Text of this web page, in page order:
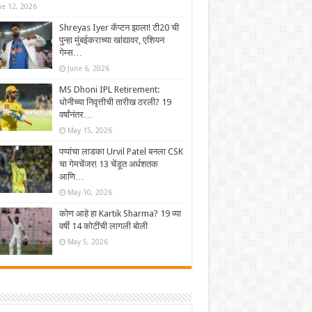
12, 2026
Shreyas Iyer कॅप्टन झाला! टी20 ची
पुन्हा मुंबईकराच्या खांद्यावर, एशियन
गेम्स…
June 6, 2026
MS Dhoni IPL Retirement:
धोनीच्या निवृत्तीची तारीख ठरली? 19
वर्षांनंतर…
May 15, 2026
पप्पांचा लाडका Urvil Patel बनला CSK
चा गेमचेंजर! 13 चेंडूत अर्धशतक
आणि…
May 10, 2026
कोण आहे हा Kartik Sharma? 19 व्या
वर्षी 14 कोटींची लागली बोली
May 5, 2026